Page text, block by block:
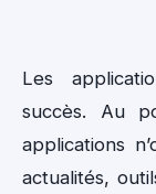
Les
succès. Au
applications
actualités,